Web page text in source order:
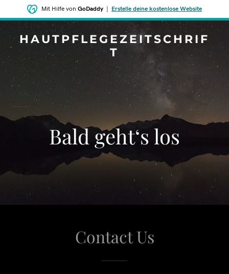
Mit Hilfe von GoDaddy Erstelle deine kostenlose Website
HAUTPFLEGEZEITSCHRIF
T
Bald geht‘s los
Contact Us